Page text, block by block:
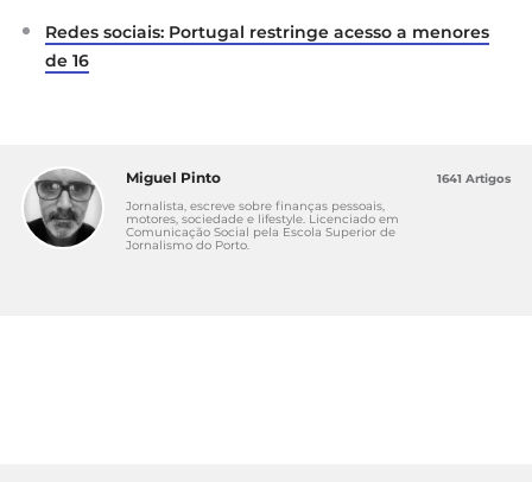
Redes sociais: Portugal restringe acesso a menores
de 16
Miguel Pinto
Jornalista, escreve sobre finanças pessoais,
motores, sociedade e lifestyle. Licenciado em
Comunicação Social pela Escola Superior de
Jornalismo do Porto.
1641 Artigos